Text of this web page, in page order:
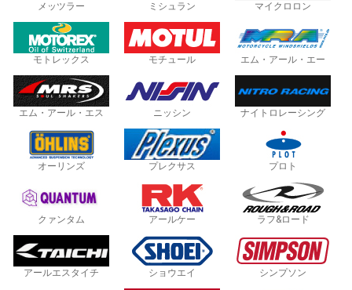
メッツラー ミシュラン マイクロロン
モトレックス モチュール エム・アール・エー
エム・アール・エス ニッシン ナイトロレーシング
オーリンズ プレクサス プロト
クァンタム アールケー ラフ&ロード
アールエスタイチ ショウエイ シンプソン